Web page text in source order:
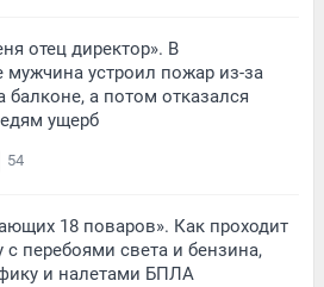
отец директор». В
мужчина устроил пожар из-за
а потом отказался
ущерб
54
18 поваров». Как проходит
перебоями света и бензина,
и налетами БПЛА